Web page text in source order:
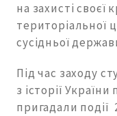
на захисті своєї
територіальної
сусідньої
Під час заходу
з історії
пригадали події